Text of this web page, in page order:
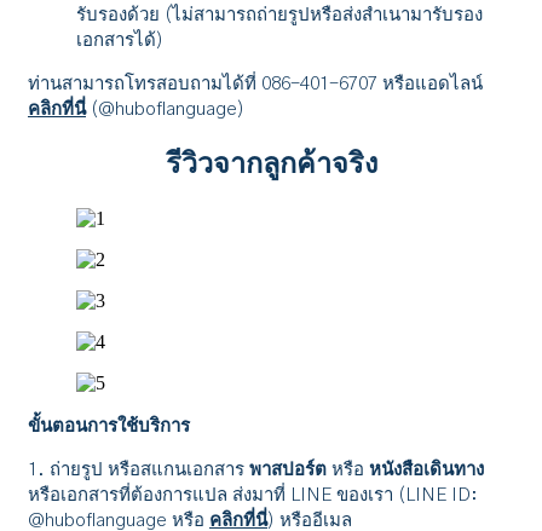
รับรองด้วย (ไม่สามารถถ่ายรูปหรือส่งสำเนามารับรอง
เอกสารได้)
ท่านสามารถโทรสอบถามได้ที่ 086-401-6707 หรือแอดไลน์
คลิกที่นี่(@huboflanguage)
รีวิวจากลูกค้าจริง
ขั้นตอนการใช้บริการ
1. ถ่ายรูป หรือสแกนเอกสาร พาสปอร์ต หรือ หนังสือเดินทาง
หรือเอกสารที่ต้องการแปล ส่งมาที่ LINE ของเรา (LINE ID:
@huboflanguage หรือ คลิกที่นี่) หรืออีเมล